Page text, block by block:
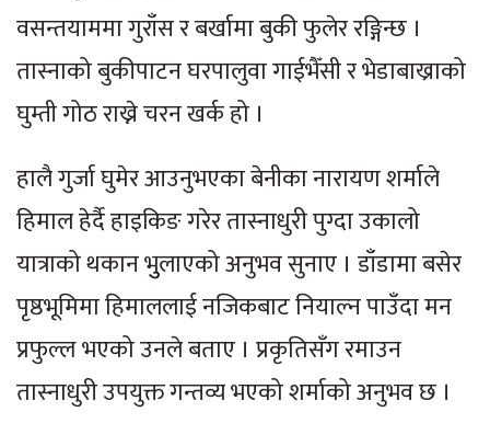
वसन्तयाममा गुराँस र बर्खामा बुकी फुलेर रङ्गिन्छ ।
तास्नाको बुकीपाटन घरपालुवा गाईभैँसी र भेडाबाख्राको
घुम्ती गोठ राख्ने चरन खर्क हो ।
हालै गुर्जा घुमेर आउनुभएका बेनीका नारायण शर्माले
हिमाल हेर्दै हाइकिङ गरेर तास्नाधुरी पुग्दा उकालो
यात्राको थकान भुुलाएको अनुभव सुनाए । डाँडामा बसेर
पृष्ठभूमिमा हिमाललाई नजिकबाट नियाल्न पाउँदा मन
प्रफुल्ल भएको उनले बताए । प्रकृतिसँग रमाउन
तास्नाधुरी उपयुक्त गन्तव्य भएको शर्माको अनुभव छ ।